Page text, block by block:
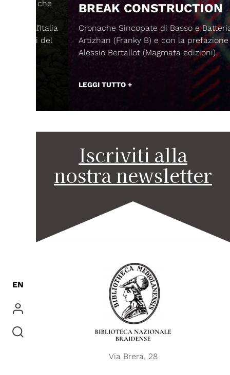
EN
BREAK CONSTRUCTION
Cronache Sincopate di Basso e Batteria, di
Artizhan (Franky B) e con la prefazione di
Alessio Bertallot (Magmata edizioni).
LEGGI TUTTO +
Iscriviti alla
nostra newsletter
Via Brera, 28